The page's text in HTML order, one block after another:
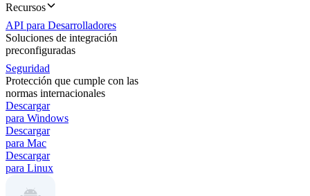
Recursos
API para Desarrolladores
Soluciones de integración
preconfiguradas
Seguridad
Protección que cumple con las
normas internacionales
Descargar
para Windows
Descargar
para Mac
Descargar
para Linux